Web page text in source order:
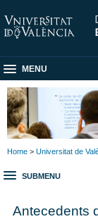
MENU
Home > Universitat de
SUBMENU
Antecedents